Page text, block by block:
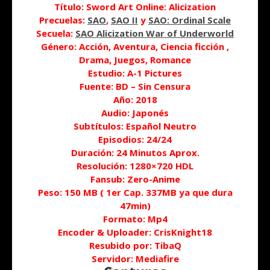
Título: Sword Art Online: Alicization
Precuelas: SAO, SAO II y SAO: Ordinal Scale
Secuela: SAO Alicization War of Underworld
Género: Acción, Aventura, Ciencia ficción ,
Drama, Juegos, Romance
Estudio: A-1 Pictures
Fuente: BD – Sin Censura
Año: 2018
Audio: Japonés
Subtítulos: Español Neutro
Episodios: 24/24
Duración: 24 Minutos Aprox.
Resolución: 1280×720 HDL
Fansub: Zero-Anime
Peso: 150 MB ( 1er Cap. 337MB ya que dura
47min)
Formato: Mp4
Encoder & Uploader: CrisKnight18
Resubido por: TibaQ
Servidor: Mediafire